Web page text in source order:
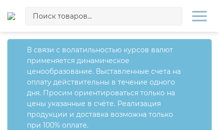
В связи с волатильностью курсов валют
применяется динамическое
ценообразование. Выставленные счета на
оплату действительны в течение одного
дня. Просим ориентироваться только на
цены указанные в счёте. Реализация
продукции и доставка возможна только
при 100% оплате.